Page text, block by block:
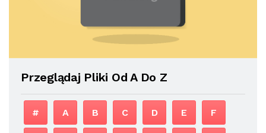
Przeglądaj Pliki Od A Do Z
# A B C D E F